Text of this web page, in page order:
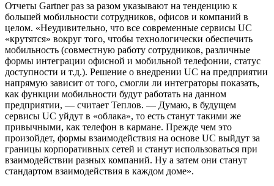
Отчеты Gartner раз за разом указывают на тенденцию к
большей мобильности сотрудников, офисов и компаний в
целом. «Неудивительно, что все современные сервисы UC
«крутятся» вокруг того, чтобы технологически обеспечить
мобильность (совместную работу сотрудников, различные
формы интеграции офисной и мобильной телефонии, статус
доступности и т.д.). Решение о внедрении UC на предприятии
напрямую зависит от того, смогли ли интеграторы показать,
как функции мобильности будут работать на данном
предприятии, — считает Теплов. — Думаю, в будущем
сервисы UC уйдут в «облака», то есть станут такими же
привычными, как телефон в кармане. Прежде чем это
произойдет, формы взаимодействия на основе UC выйдут за
границы корпоративных сетей и станут использоваться при
взаимодействии разных компаний. Ну а затем они станут
стандартом взаимодействия в каждом доме».